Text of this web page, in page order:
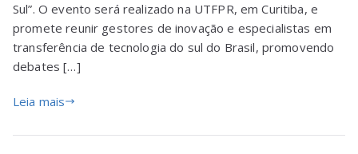
Sul”. O evento será realizado na UTFPR, em Curitiba, e
promete reunir gestores de inovação e especialistas em
transferência de tecnologia do sul do Brasil, promovendo
debates […]
Leia mais